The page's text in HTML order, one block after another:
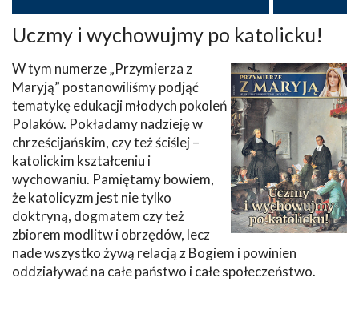
Uczmy i wychowujmy po katolicku!
W tym numerze „Przymierza z
Maryją” postanowiliśmy podjąć
tematykę edukacji młodych pokoleń
Polaków. Pokładamy nadzieję w
chrześcijańskim, czy też ściślej –
katolickim kształceniu i
wychowaniu. Pamiętamy bowiem,
że katolicyzm jest nie tylko
doktryną, dogmatem czy też
zbiorem modlitw i obrzędów, lecz
nade wszystko żywą relacją z Bogiem i powinien
oddziaływać na całe państwo i całe społeczeństwo.